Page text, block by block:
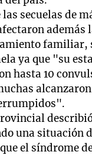
secuelas de
además
familiar,
ya que "su
hasta 10
una situación
el síndrome